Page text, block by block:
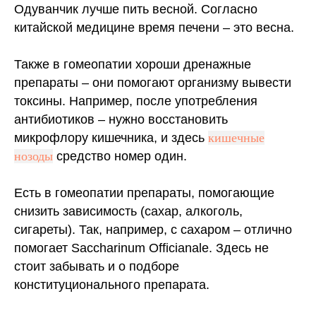
Одуванчик лучше пить весной. Согласно
китайской медицине время печени – это весна.
Также в гомеопатии хороши дренажные
препараты – они помогают организму вывести
токсины. Например, после употребления
антибиотиков – нужно восстановить
микрофлору кишечника, и здесь кишечные
нозоды средство номер один.
Есть в гомеопатии препараты, помогающие
снизить зависимость (сахар, алкоголь,
сигареты). Так, например, с сахаром – отлично
помогает Saccharinum Officianale. Здесь не
стоит забывать и о подборе
конституционального препарата.